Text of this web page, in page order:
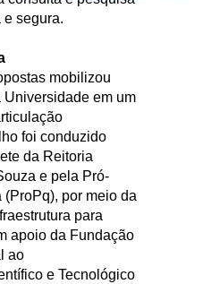
e segura.
mobilizou
Universidade em um
foi conduzido
da Reitoria
e pela Pró-
por meio da
para
apoio da Fundação
ao
e Tecnológico